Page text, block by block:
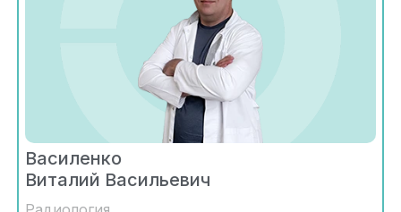
Василенко
Виталий Васильевич